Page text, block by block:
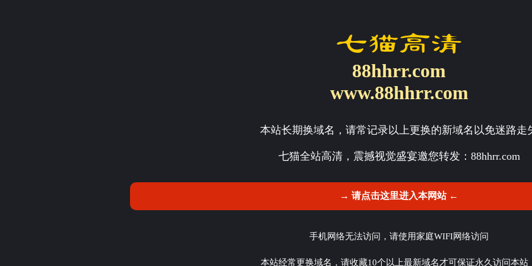
88hhrr.com
www.88hhrr.com
本站长期换域名，请常记录以上更换的新域名以免迷路走
七猫全站高清，震撼视觉盛宴邀您转发： 88hhrr.com
→ 请点击这里进入本网站 ←
手机网络无法访问，请使用家庭WIFI网络访问
本站经常更换域名，请收藏10个以上最新域名才可保证永久访问本站